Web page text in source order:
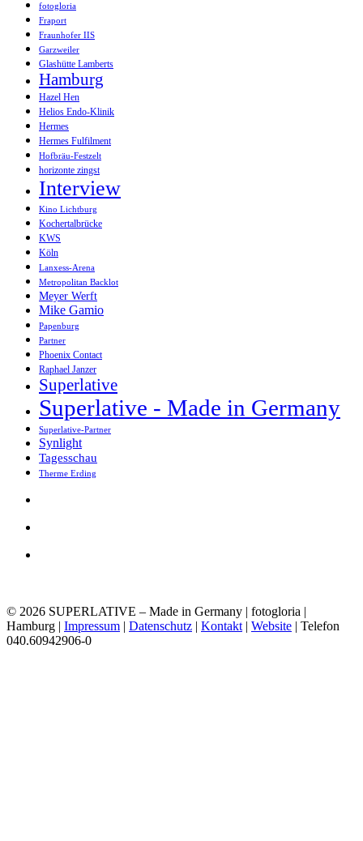
fotogloria
Fraport
Fraunhofer IIS
Garzweiler
Glashütte Lamberts
Hamburg
Hazel Hen
Helios Endo-Klinik
Hermes
Hermes Fulfilment
Hofbräu-Festzelt
horizonte zingst
Interview
Kino Lichtburg
Kochertalbrücke
KWS
Köln
Lanxess-Arena
Metropolitan Backlot
Meyer Werft
Mike Gamio
Papenburg
Partner
Phoenix Contact
Raphael Janzer
Superlative
Superlative - Made in Germany
Superlative-Partner
Synlight
Tagesschau
Therme Erding
© 2026 SUPERLATIVE – Made in Germany | fotogloria |
Hamburg | Impressum | Datenschutz | Kontakt | Website | Telefon
040.60942906-0